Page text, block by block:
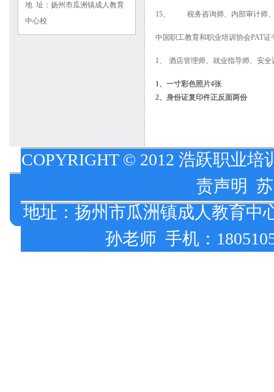
地 址：扬州市瓜洲镇成人教育
中心校
15、 税务咨询师、内部审计师
中国职工教育和职业培训协会PAT证
1、 酒店管理师、就业指导师、安
1、一寸彩色照片4张
2、身份证复印件正反面两份
COPYRIGHT © 2012 浩跃职业
责声明
地址：扬州市瓜洲镇成人教育中
孙老师 手机：